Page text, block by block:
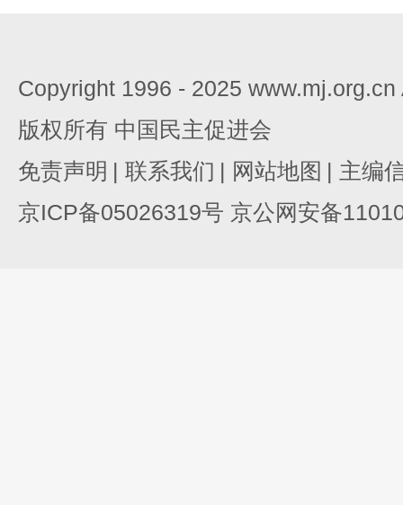
Copyright 1996 - 2025
版权所有 中国民主促进会
免责声明 | 联系我们 | 网站地图 | 主编
京ICP备05026319号 京公网安备